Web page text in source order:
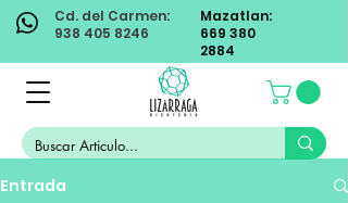
Cd. del Carmen:
938 405 8246
Mazatlan:
669 380
2884
Entrada